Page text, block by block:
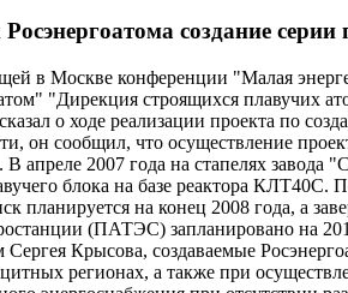
создание
в Москве конференции "Малая
"Дирекция строящихся плавучих
о ходе реализации проекта по
он сообщил, что осуществление
В апреле 2007 года на стапелях завода
блока на базе реактора КЛТ40С.
планируется на конец 2008 года, а
(ПАТЭС) запланировано на
Крысова, создаваемые
регионах, а также при